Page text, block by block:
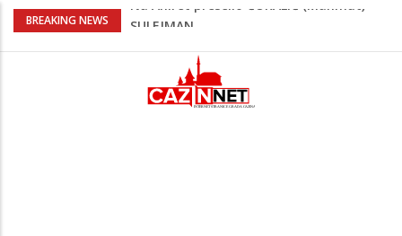
BREAKING NEWS
Kafa, umjetnost i Alajbegović: Juventus
Poznat termin dženaze NADAREVIĆ
Na Ahiret preselila SAMARDŽIĆ (rođ.